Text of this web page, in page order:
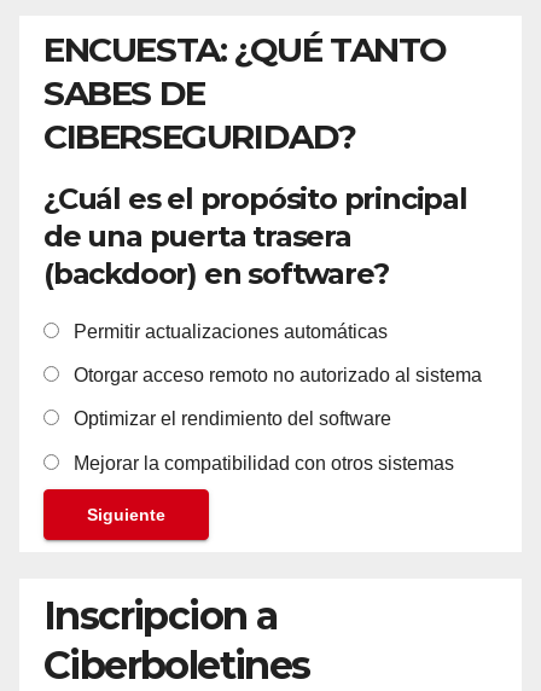
ENCUESTA: ¿QUÉ TANTO
SABES DE
CIBERSEGURIDAD?
¿Cuál es el propósito principal
de una puerta trasera
(backdoor) en software?
Permitir actualizaciones automáticas
Otorgar acceso remoto no autorizado al sistema
Optimizar el rendimiento del software
Mejorar la compatibilidad con otros sistemas
Siguiente
Inscripcion a
Ciberboletines